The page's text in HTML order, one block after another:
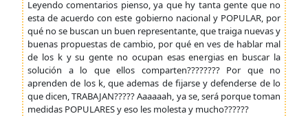
Leyendo comentarios pienso, ya que hy tanta gente que no
esta de acuerdo con este gobierno nacional y POPULAR, por
qué no se buscan un buen representante, que traiga nuevas y
buenas propuestas de cambio, por qué en ves de hablar mal
de los k y su gente no ocupan esas energias en buscar la
solución a lo que ellos comparten???????? Por que no
aprenden de los k, que ademas de fijarse y defenderse de lo
que dicen, TRABAJAN????? Aaaaaah, ya se, será porque toman
medidas POPULARES y eso les molesta y mucho??????